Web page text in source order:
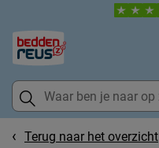
Terug naar het overzicht